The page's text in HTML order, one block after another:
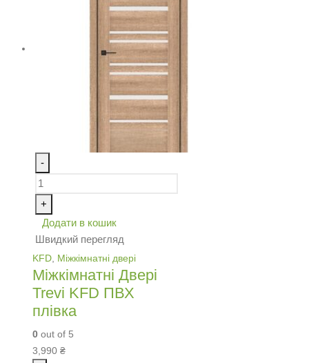
-
+
Додати в кошик
Швидкий перегляд
KFD, Міжкімнатні двері
Міжкімнатні Двері
Trevi KFD ПВХ
плівка
0 out of 5
3,990 ₴